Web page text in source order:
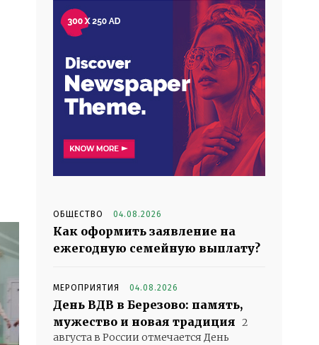
ОБЩЕСТВО 04.08.2026
Как оформить заявление на
ежегодную семейную выплату?
МЕРОПРИЯТИЯ 04.08.2026
День ВДВ в Березово: память,
мужество и новая традиция 2
августа в России отмечается День